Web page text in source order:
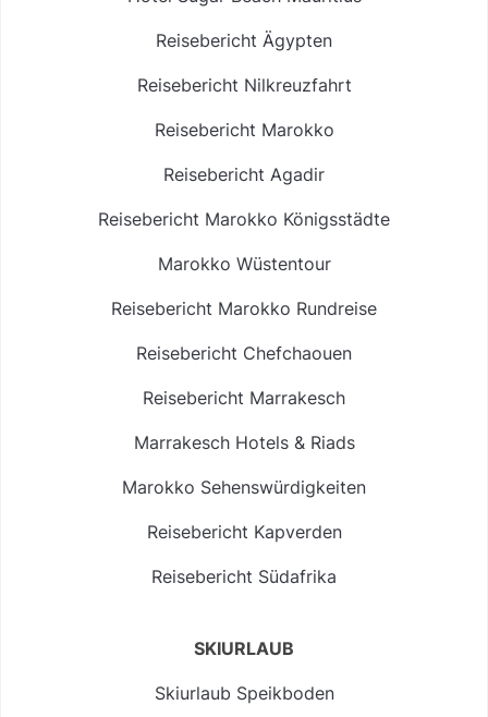
Reisebericht Ägypten
Reisebericht Nilkreuzfahrt
Reisebericht Marokko
Reisebericht Agadir
Reisebericht Marokko Königsstädte
Marokko Wüstentour
Reisebericht Marokko Rundreise
Reisebericht Chefchaouen
Reisebericht Marrakesch
Marrakesch Hotels & Riads
Marokko Sehenswürdigkeiten
Reisebericht Kapverden
Reisebericht Südafrika
SKIURLAUB
Skiurlaub Speikboden